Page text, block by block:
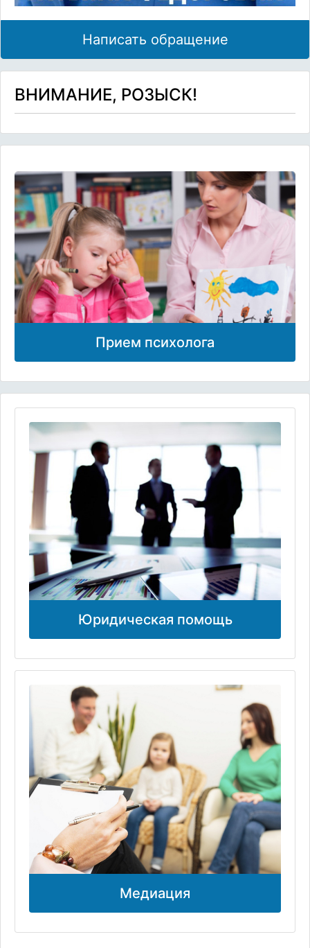
Написать обращение
ВНИМАНИЕ, РОЗЫСК!
Прием психолога
Юридическая помощь
Медиация